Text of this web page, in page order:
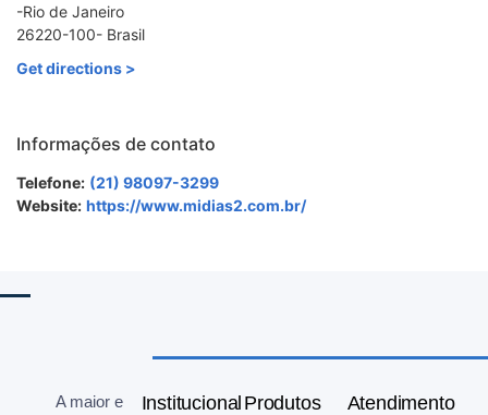
-Rio de Janeiro
26220-100- Brasil
Get directions >
Informações de contato
Telefone: (21) 98097-3299
Website: https://www.midias2.com.br/
A maior e
Institucional Produtos
Atendimento